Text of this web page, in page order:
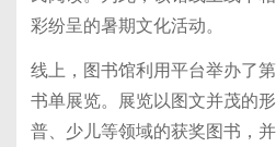
彩纷呈的暑期文化活动。
线上，图书馆利用平台举办了
书单展览。展览以图文并茂的
普、少儿等领域的获奖图书，